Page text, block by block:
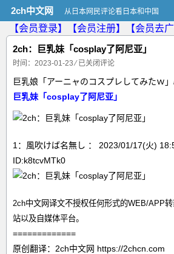
2ch中文网 从日本网民评论看日本和中国
【会员登录】 【会员注册】
【会员去广
2ch：巨乳妹「cosplay了阿尼亚」
时间：2023-01-23 ⁄已关闭评论
巨乳娘「アーニャのコスプレしてみたｗ」
巨乳妹「cosplay了阿尼亚」
1：風吹けば名無し ： 2023/01/17(火)
ID:k8tcvMTk0
2ch中文网译文不授权任何形式的WEB/APP
站以及自媒体平台。
=============
原创翻译：2ch中文网 https://2chcn.com